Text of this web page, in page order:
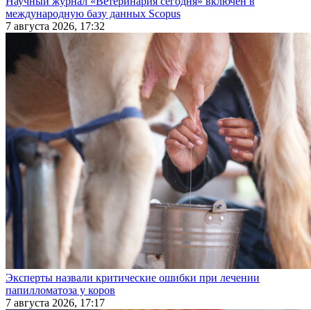
международную базу данных Scopus
7 августа 2026, 17:32
Эксперты назвали критические ошибки при лечении
папилломатоза у коров
7 августа 2026, 17:17